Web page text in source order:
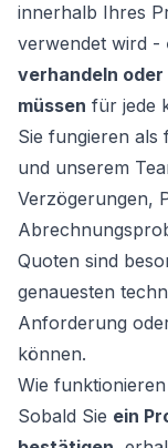
innerhalb Ihres
verwendet wird -
verhandeln oder
müssen für jede
Sie fungieren als
und unserem
Verzögerungen,
Quoten sind
genauesten
Anforderung
können.
Wie
Sobald Sie ein